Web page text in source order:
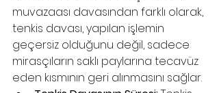
muvazaası davasından farklı olarak,
tenkis davası, yapılan işlemin
geçersiz olduğunu değil, sadece
mirasçıların saklı paylarına tecavüz
eden kısmının geri alınmasını sağlar.